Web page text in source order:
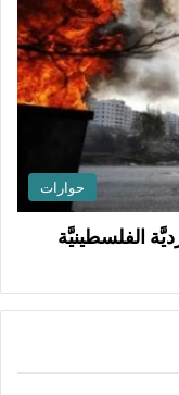
حوارات
الفلسطينيَّة